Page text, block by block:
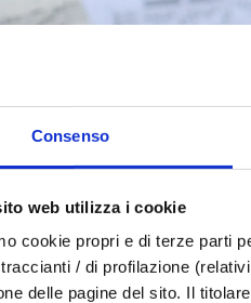
Consenso
web utilizza i cookie
cookie propri e di terze parti
/ di profilazione
delle pagine del sito. Il
2025
of Rimini